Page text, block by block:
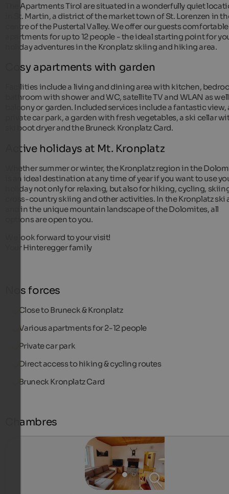
The Apartments Tirol are situated in a wonderfully quiet
in St. Martin, a district of the market town of St. Lorenzen in
centre of the Pustertal Valley. We offer our guests comfortable
apartments for up to 12 people - the ideal starting point for
holiday adventures in the Kronplatz skiing and hiking area.
Cosy apartments with garden
Facilities include a living and dining area with kitchen,
bathroom with shower and WC, satellite TV and WLAN as
balcony or garden. Included services include a fantastic view,
private car park, a garden with fresh vegetables, a ski cellar
ski boot dryer and the Bruneck Kronplatz Card.
Active holidays at Mt. Kronplatz
Whether summer or winter, the Kronplatz region in the
is an ideal destination at any time of year if you want to use
holiday not only for relaxing, but also for hiking, cycling,
cross-country skiing and other activities. In the Kronplatz ski
and in the unique mountain landscape of the Dolomites, all
options are open to you.
We look forward to your visit!
Your Hinteregger family
Nos forces
Close to Bruneck & Kronplatz
Various apartments for 2-12 people
Private car park
Direct access to hiking & cycling routes
Bruneck Kronplatz Card
Chambres